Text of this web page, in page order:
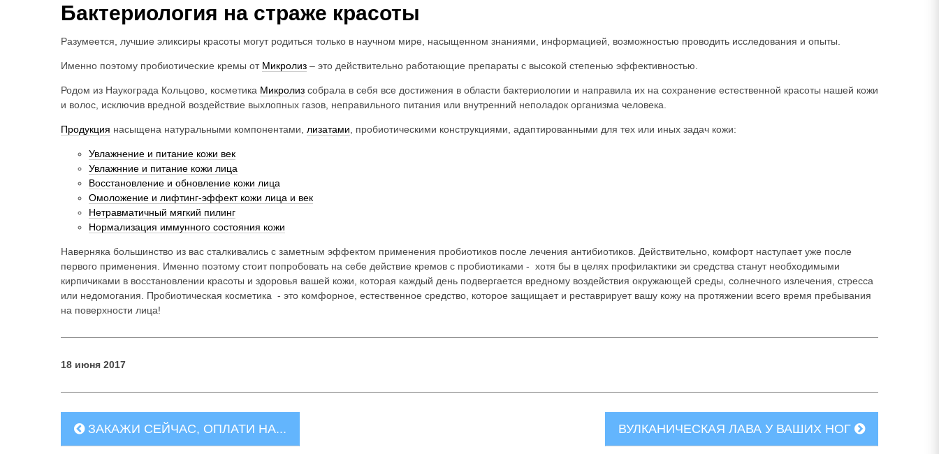
Бактериология на страже красоты
Разумеется, лучшие эликсиры красоты могут родиться только в научном мире, насыщенном знаниями, информацией, возможностью проводить исследования и опыты.
Именно поэтому пробиотические кремы от Микролиз – это действительно работающие препараты с высокой степенью эффективностью.
Родом из Наукограда Кольцово, косметика Микролиз собрала в себя все достижения в области бактериологии и направила их на сохранение естественной красоты нашей кожи
и волос, исключив вредной воздействие выхлопных газов, неправильного питания или внутренний неполадок организма человека.
Продукция насыщена натуральными компонентами, лизатами , пробиотическими конструкциями, адаптированными для тех или иных задач кожи:
Увлажнение и питание кожи век
Увлажнние и питание кожи лица
Восстановление и обновление кожи лица
Омоложение и лифтинг-эффект кожи лица и век
Нетравматичный мягкий пилинг
Нормализация иммунного состояния кожи
Наверняка большинство из вас сталкивались с заметным эффектом применения пробиотиков после лечения антибиотиков. Действительно, комфорт наступает уже после
первого применения. Именно поэтому стоит попробовать на себе действие кремов с пробиотиками - хотя бы в целях профилактики эи средства станут необходимыми
кирпичиками в восстановлении красоты и здоровья вашей кожи, которая каждый день подвергается вредному воздействия окружающей среды, солнечного излечения, стресса
или недомогания. Пробиотическая косметика - это комфорное, естественное средство, которое защищает и реставрирует вашу кожу на протяжении всего время пребывания
на поверхности лица!
18 июня 2017
ЗАКАЖИ СЕЙЧАС, ОПЛАТИ НА... ВУЛКАНИЧЕСКАЯ ЛАВА У ВАШИХ НОГ